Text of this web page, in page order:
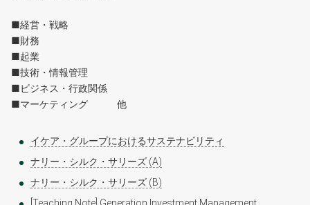
■経営・戦略
■財務
■起業
■技術・情報管理
■ビジネス・行政関係
■マーケティング 他
イケア・グループにおけるサステナビリティ
ナリー・シルク・サリーズ (A)
ナリー・シルク・サリーズ (B)